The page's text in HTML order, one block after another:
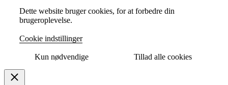
Dette website bruger cookies, for at forbedre din
brugeroplevelse.
Cookie indstillinger
Kun nødvendige Tillad alle cookies